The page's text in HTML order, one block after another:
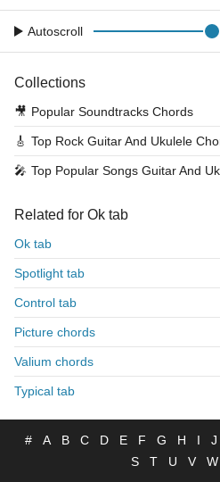
Autoscroll
Collections
🎥 Popular Soundtracks Chords
🎸 Top Rock Guitar And Ukulele
🎤 Top Popular Songs Guitar And
Related for Ok tab
Ok tab
Spotlight tab
Control tab
Picture chords
Valium chords
Typical tab
# A B C D E F G H I J
S
T U V W